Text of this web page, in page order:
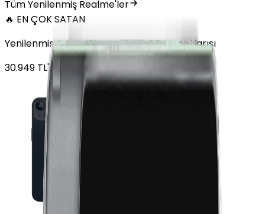
Tüm Yenilenmiş Realme'ler
🔥 EN ÇOK SATAN
Yenilenmiş Apple iPhone 13 128 GB Gece Yarısı
30.949 TL'den başlayan fiyatlar